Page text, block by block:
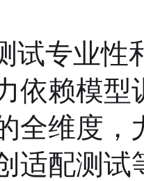
试专业
依赖模
全维度，
适配测试